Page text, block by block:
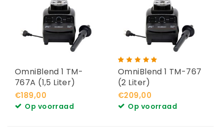
OmniBlend 1 TM-
767A (1,5 Liter)
€189,00
Op voorraad
OmniBlend 1 TM-767
(2 Liter)
€209,00
Op voorraad